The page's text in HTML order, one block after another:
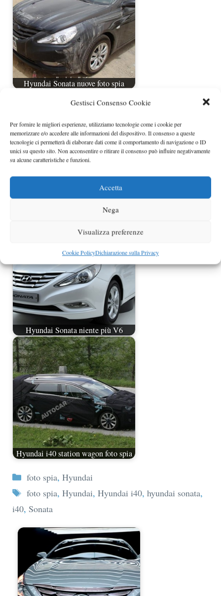
Gestisci Consenso Cookie
Per fornire le migliori esperienze, utilizziamo tecnologie come i cookie per
memorizzare e/o accedere alle informazioni del dispositivo. Il consenso a queste
tecnologie ci permetterà di elaborare dati come il comportamento di navigazione o ID
unici su questo sito. Non acconsentire o ritirare il consenso può influire negativamente
su alcune caratteristiche e funzioni.
Accetta
Nega
Visualizza preferenze
Cookie PolicyDichiarazione sulla Privacy
Hyundai Sonata nuove foto spia
Nuove foto spia Hyundai Sonata YF e
Hyundai Sonata niente più V6
Hyundai i40 station wagon foto spia
Categorie
foto spia, Hyundai
Tag
foto spia, Hyundai, Hyundai i40, hyundai sonata,
i40, Sonata